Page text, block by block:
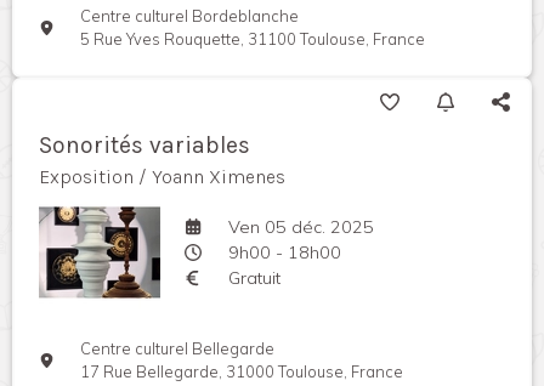
Centre culturel Bordeblanche
5 Rue Yves Rouquette, 31100 Toulouse, France
Sonorités variables
Exposition / Yoann Ximenes
Ven 05 déc. 2025
9h00 - 18h00
Gratuit
Centre culturel Bellegarde
17 Rue Bellegarde, 31000 Toulouse, France